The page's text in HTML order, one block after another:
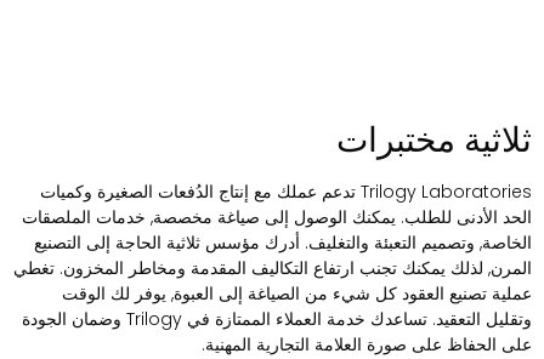
مختبرات
Trilogy Laboratories تدعم عملك مع إنتاج الدُفعات الصغيرة وكميات
الأدنى للطلب. يمكنك الوصول إلى صياغة مخصصة, خدمات الملصقات
وتصميم التعبئة والتغليف. أدرك مؤسس ثلاثية الحاجة إلى التصنيع
لذلك يمكنك تجنب ارتفاع التكاليف المقدمة ومخاطر المخزون. تغطي
تصنيع العقود كل شيء من الصياغة إلى العبوة, يوفر لك الوقت
وتقليل التعقيد. تساعدك خدمة العملاء الممتازة في Trilogy وضمان الجودة
الحفاظ على صورة العلامة التجارية المهنية.